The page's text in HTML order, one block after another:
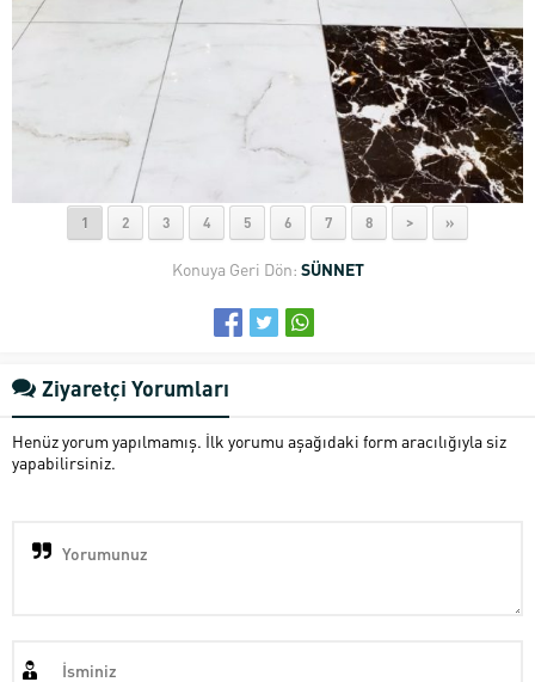
1 2 3 4 5 6 7 8 > »
Konuya Geri Dön: SÜNNET
Ziyaretçi Yorumları
Henüz yorum yapılmamış. İlk yorumu aşağıdaki form aracılığıyla siz
yapabilirsiniz.